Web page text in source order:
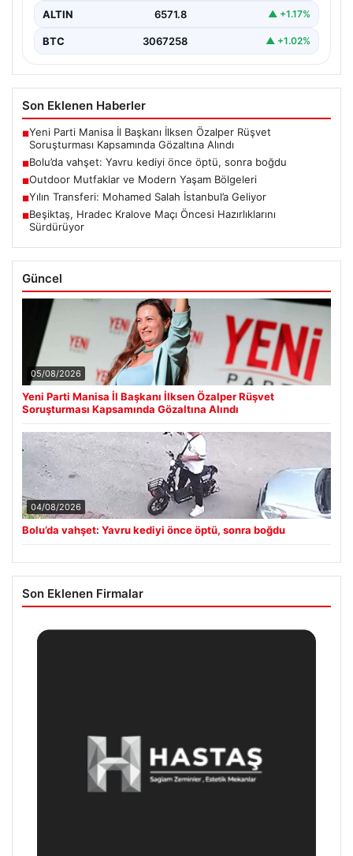
ALTIN 6571.8 ▲ +1.17%
BTC 3067258 ▲ +1.02%
Son Eklenen Haberler
■Yeni Parti Manisa İl Başkanı İlksen Özalper Rüşvet
Soruşturması Kapsamında Gözaltına Alındı
■Bolu’da vahşet: Yavru kediyi önce öptü, sonra boğdu
■Outdoor Mutfaklar ve Modern Yaşam Bölgeleri
■Yılın Transferi: Mohamed Salah İstanbul’a Geliyor
■Beşiktaş, Hradec Kralove Maçı Öncesi Hazırlıklarını
Sürdürüyor
Güncel
05/08/2026
Yeni Parti Manisa İl Başkanı İlksen Özalper Rüşvet
Soruşturması Kapsamında Gözaltına Alındı
04/08/2026
Bolu’da vahşet: Yavru kediyi önce öptü, sonra boğdu
Son Eklenen Firmalar